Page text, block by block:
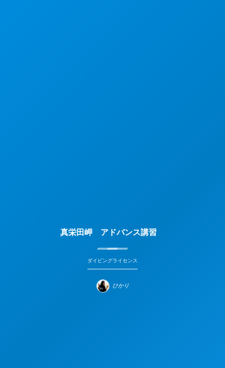
真栄田岬 アドバンス講習
ダイビングライセンス
ひかり